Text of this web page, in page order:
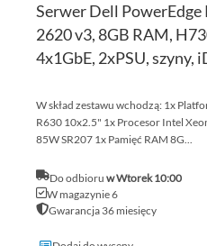
Serwer Dell PowerEdge
2620 v3, 8GB RAM,
4x1GbE, 2xPSU, szyny,
W skład zestawu wchodzą: 1x
R630 10x2.5" 1x Procesor Intel
85W SR207 1x Pamięć RAM 8G...
Do odbioruw Wtorek 10:00
W magazynie 6
Gwarancja 36 miesięcy